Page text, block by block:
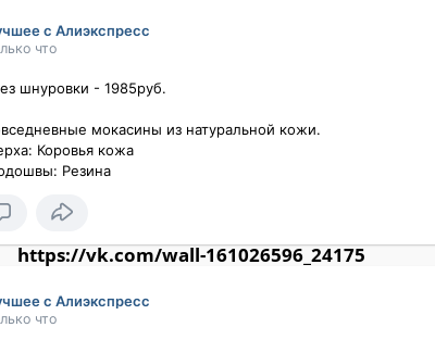
с Алиэкспресс
что
шнуровки - 1985руб.
мокасины из натуральной кожи.
Коровья кожа
Резина
https://vk.com/wall-161026596_24175
с Алиэкспресс
что